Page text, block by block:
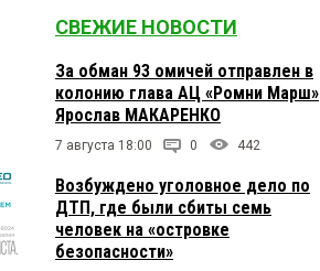
СВЕЖИЕ НОВОСТИ
За обман 93 омичей отправлен в
колонию глава АЦ «Ромни Марш»
Ярослав МАКАРЕНКО
7 августа 18:00 0 442
Возбуждено уголовное дело по
ДТП, где были сбиты семь
человек на «островке
безопасности»